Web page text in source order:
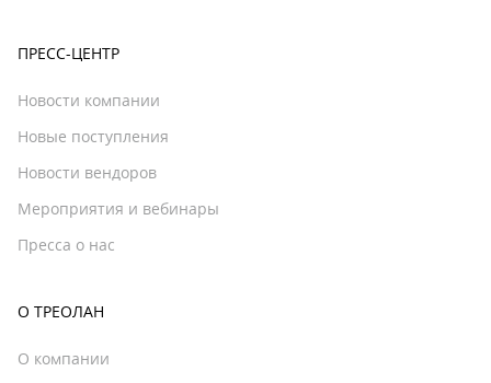
ПРЕСС-ЦЕНТР
Новости компании
Новые поступления
Новости вендоров
Мероприятия и вебинары
Пресса о нас
О ТРЕОЛАН
О компании